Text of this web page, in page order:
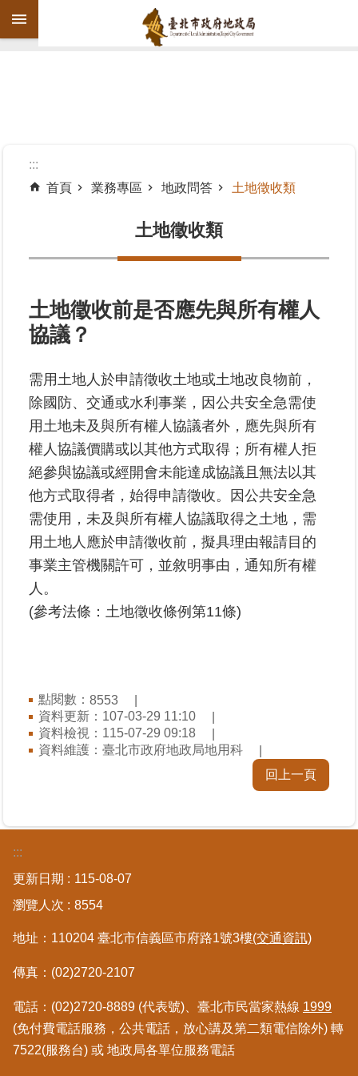
跳到主要內容區塊
紹
公
告
資
業
務
專
區
線
上
查
詢
網
路
申
者
專
區
訊
熱
門
鍵
更/
政
資
平
:::
首頁
業務專區 地政問答 土地徵收類
土地徵收類
土地徵收前是否應先與所有權人
協議？
需用土地人於申請徵收土地或土地改良物前，
除國防、交通或水利事業，因公共安全急需使
用土地未及與所有權人協議者外，應先與所有
權人協議價購或以其他方式取得；所有權人拒
絕參與協議或經開會未能達成協議且無法以其
他方式取得者，始得申請徵收。因公共安全急
需使用，未及與所有權人協議取得之土地，需
用土地人應於申請徵收前，擬具理由報請目的
事業主管機關許可，並敘明事由，通知所有權
人。
(參考法條：土地徵收條例第11條)
點閱數： 8553
資料更新：107-03-29 11:10
資料檢視：115-07-29 09:18
資料維護：臺北市政府地政局地用科
回上一頁
:::
更新日期
115-08-07
瀏覽人次
8554
地址：110204 臺北市信義區市府路1號3樓(交通資訊)
傳真：(02)2720-2107
電話：(02)2720-8889 (代表號)、臺北市民當家熱線 1999
(免付費電話服務，公共電話，放心講及第二類電信除外) 轉
7522(服務台) 或 地政局各單位服務電話